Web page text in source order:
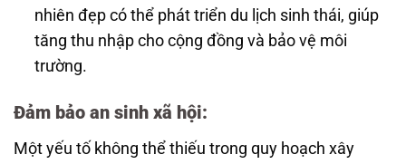
nhiên đẹp có thể phát triển du lịch sinh thái, giúp
tăng thu nhập cho cộng đồng và bảo vệ môi
trường.
Đảm bảo an sinh xã hội:
Một yếu tố không thể thiếu trong quy hoạch xây